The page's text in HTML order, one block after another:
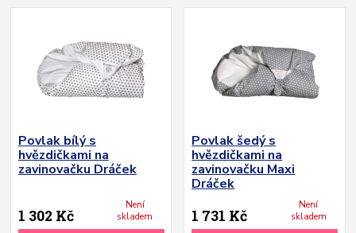
Povlak bílý s
hvězdičkami na
zavinovačku Dráček
1 302 Kč
Není
skladem
Povlak šedý s
hvězdičkami na
zavinovačku Maxi
Dráček
1 731 Kč
Není
skladem